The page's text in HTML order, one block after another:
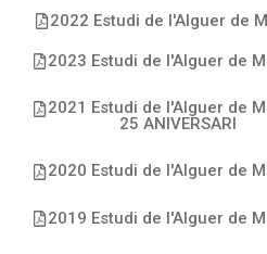
2022 Estudi de l'Alguer de
2023 Estudi de l'Alguer de
2021 Estudi de l'Alguer de
25 ANIVERSARI
2020 Estudi de l'Alguer de
2019 Estudi de l'Alguer de